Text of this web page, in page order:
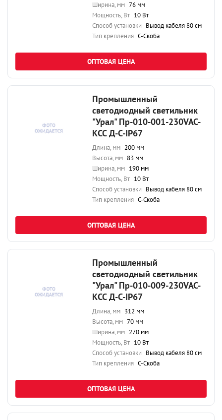
Ширина, мм 76 мм
Мощность, Вт 10 Вт
Способ установки Вывод кабеля 80 см
Тип крепления С-Скоба
ОПТОВАЯ ЦЕНА
Промышленный
светодиодный светильник
"Урал" Пр-010-001-230VAC-
КСС Д-С-IP67
Длина, мм 200 мм
Высота, мм 83 мм
Ширина, мм 190 мм
Мощность, Вт 10 Вт
Способ установки Вывод кабеля 80 см
Тип крепления С-Скоба
ОПТОВАЯ ЦЕНА
Промышленный
светодиодный светильник
"Урал" Пр-010-009-230VAC-
КСС Д-С-IP67
Длина, мм 312 мм
Высота, мм 70 мм
Ширина, мм 270 мм
Мощность, Вт 10 Вт
Способ установки Вывод кабеля 80 см
Тип крепления С-Скоба
ОПТОВАЯ ЦЕНА